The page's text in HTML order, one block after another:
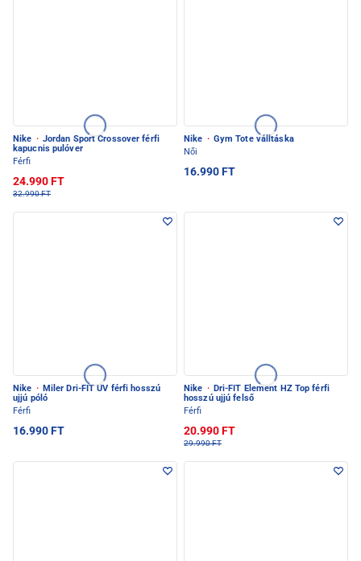
Nike · Jordan Sport Crossover férfi
kapucnis pulóver
Férfi
24.990 FT
32.990 FT
Nike · Gym Tote válltáska
Női
16.990 FT
Nike · Miler Dri-FIT UV férfi hosszú
ujjú póló
Férfi
16.990 FT
Nike · Dri-FIT Element HZ Top férfi
hosszú ujjú felső
Férfi
20.990 FT
29.990 FT